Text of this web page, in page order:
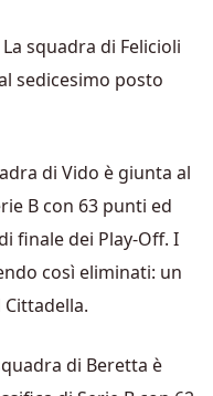
La squadra di Felicioli
sedicesimo posto
di Vido è giunta al
B con 63 punti ed
finale dei Play-Off. I
così eliminati: un
di Beretta è